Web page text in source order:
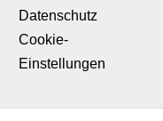
Datenschutz
Cookie-
Einstellungen